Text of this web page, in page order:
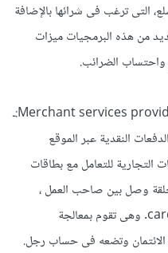
التى ترغب فى شرائها بالإضافة
من هذه البرمجيات ميزات
واحتساب الضرائب.
النقدية عبر الموقع
التجارية للتعامل مع بطاقات
وصل بين صاحب العمل ،
والعملاء وشركة الائتمان card company. وهى تقوم بمعالجة
وتضعه فى حساب رجل.